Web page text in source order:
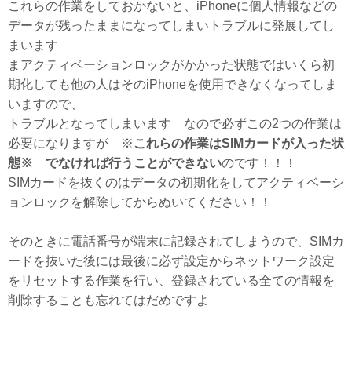
これらの作業をしておかないと、iPhoneに個人情報などの
データが残ったままになってしまいトラブルに発展してし
まいます
まアクティベーションロックがかかった状態ではいくら初
期化しても他の人はそのiPhoneを使用できなくなってしま
いますので、
トラブルとなってしまいます なので必ずこの2つの作業は
必要になりますが ※ これらの作業はSIMカードが入った状
態※ でなければ行うことができないのです！！！
SIMカードを抜くのはデータの初期化をしてアクティベーシ
ョンロックを解除してからぬいてください！！
そのときに電話番号が端末に記録されてしまうので、SIMカ
ードを抜いた後には最後に必ず設定からネットワーク設定
をリセットする作業を行い、登録されている全ての情報を
削除することも忘れてはだめですよ